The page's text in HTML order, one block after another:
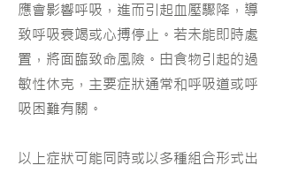
應會影響呼吸，進而引起血壓驟降，導
致呼吸衰竭或心搏停止。若未能即時處
置，將面臨致命風險。 由食物引起的過
敏性休克，主要症狀通常和呼吸道或呼
吸困難有關。
以上症狀可能同時或以多種組合形式出